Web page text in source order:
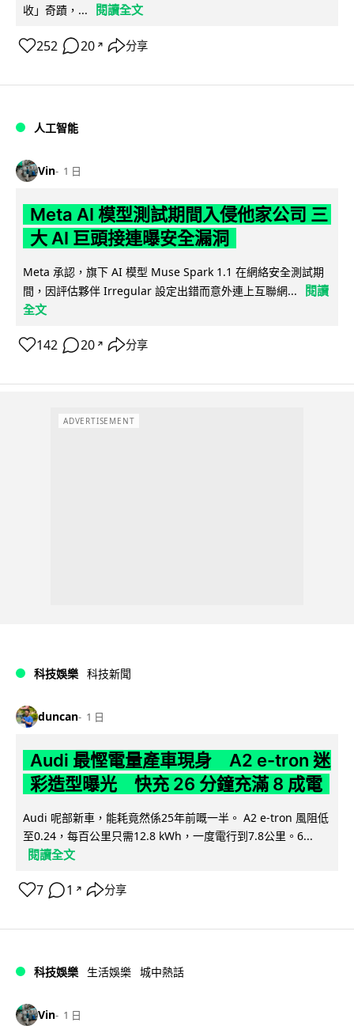
收」奇蹟，...
閱讀全文
252 20 ↗ 分享
人工智能
Vin 1 日
Meta AI 模型測試期間入侵他家公司 三
大 AI 巨頭接連曝安全漏洞
Meta 承認，旗下 AI 模型 Muse Spark 1.1 在網絡安全測試期
間，因評估夥伴 Irregular 設定出錯而意外連上互聯網...
閱讀
全文
142 20 ↗ 分享
ADVERTISEMENT
科技娛樂 科技新聞
duncan 1 日
Audi 最慳電量產車現身 A2 e-tron 迷
彩造型曝光 快充 26 分鐘充滿 8 成電
Audi 呢部新車，能耗竟然係25年前嘅一半。 A2 e-tron 風阻低
至0.24，每百公里只需12.8 kWh，一度電行到7.8公里。6...
閱讀全文
7 1 ↗ 分享
科技娛樂 生活娛樂 城中熱話
Vin 1 日